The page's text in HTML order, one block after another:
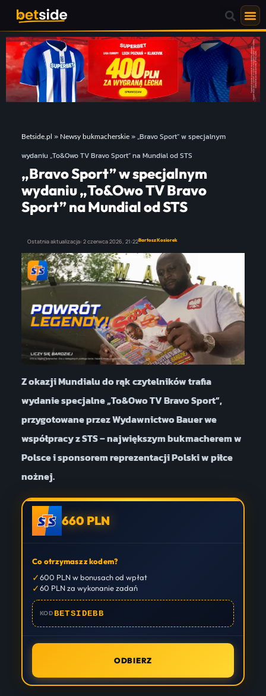
Betside.pl » Newsy bukmacherskie»„Bravo Sport” w specjalnym
wydaniu „To&Owo TV Bravo Sport” na Mundial od STS
„Bravo Sport” w specjalnym
wydaniu „To&Owo TV Bravo
Sport” na Mundial od STS
Ostatnia aktualizacja: 2 czerwca 2026, 21:22Bartosz Kosiorek
Z okazji Mundialu do rąk czytelników trafia
wydanie specjalne „To&Owo TV Bravo Sport”,
przygotowane przez Wydawnictwo Bauer we
współpracy z STS – największym bukmacherem w
Polsce i sponsorem reprezentacji Polski w piłce
nożnej.
660 PLN
Co otrzymasz z kodem?
✓600 PLN w bonusach od wpłat
✓60 PLN za wykonanie zadań
KOD BETSIDEBB
ODBIERZ